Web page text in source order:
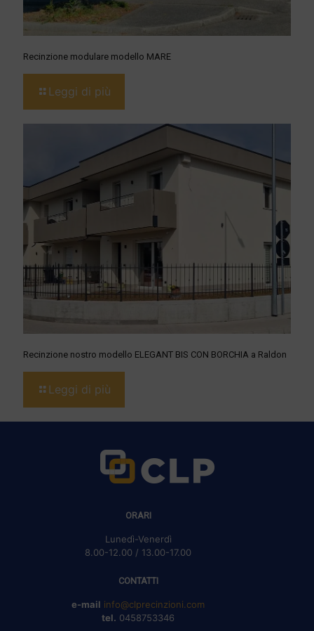
Recinzione modulare modello MARE
Leggi di più
Recinzione nostro modello ELEGANT BIS CON BORCHIA a Raldon
Leggi di più
ORARI
Lunedì-Venerdì
8.00-12.00 / 13.00-17.00
CONTATTI
e-mail info@clprecinzioni.com
tel. 0458753346